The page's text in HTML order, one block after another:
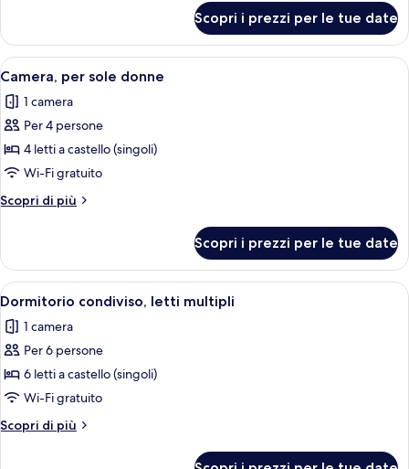
letti
multipli
Scopri i prezzi per le tue date
Apri
tutte
le
foto
per
Camera,
per
sole
Una stanza con un letto a castello,
4
Camera, per sole donne
1 camera
Per 4 persone
4 letti a castello (singoli)
Wi-Fi gratuito
Scopri di più
Altri
per
sole
donne
Scopri i prezzi per le tue date
Apri
tutte
le
foto
per
Dormitorio
condiviso,
letti
Camera con letto a castello, un
6
Dormitorio condiviso, letti multipli
1 camera
Per 6 persone
6 letti a castello (singoli)
Wi-Fi gratuito
Scopri di più
Altri